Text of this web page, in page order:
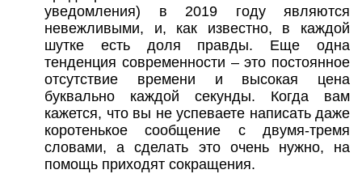
уведомления) в 2019 году являются
невежливыми, и, как известно, в каждой
шутке есть доля правды. Еще одна
тенденция современности – это постоянное
отсутствие времени и высокая цена
буквально каждой секунды. Когда вам
кажется, что вы не успеваете написать даже
коротенькое сообщение с двумя-тремя
словами, а сделать это очень нужно, на
помощь приходят сокращения.